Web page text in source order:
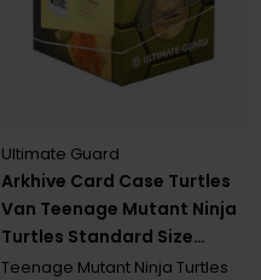
Arkhive Card Case Turtles
Van Teenage Mutant Ninja
Turtles Standard Size
XenoSkin (400+)
Ultimate Guard
Teenage Mutant Ninja Turtles